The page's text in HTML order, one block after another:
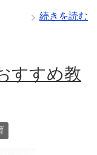
続きを読む
すすめ教